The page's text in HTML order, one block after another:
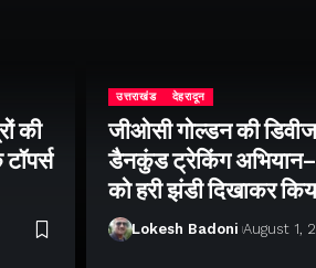
की
उत्तराखंड देहरादून
जीओसी गोल्डन की
डैनकुंड ट्रेकिंग
को हरी झंडी दिखाकर
Lokesh Badoni August 1,